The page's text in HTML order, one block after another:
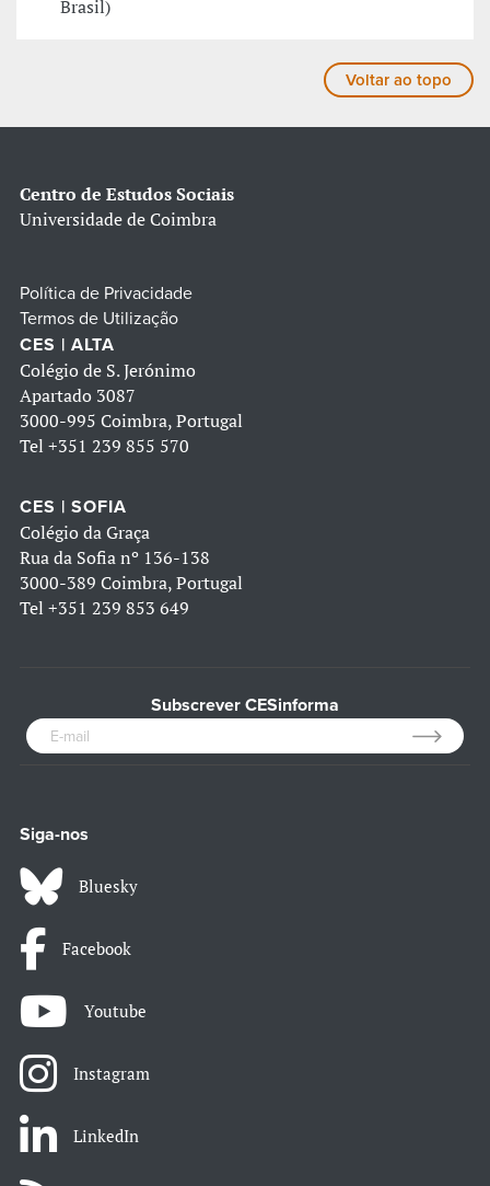
Brasil)
Voltar ao topo
Centro de Estudos Sociais
Universidade de Coimbra
Política de Privacidade
Termos de Utilização
CES | ALTA
Colégio de S. Jerónimo
Apartado 3087
3000-995 Coimbra, Portugal
Tel +351 239 855 570
CES | SOFIA
Colégio da Graça
Rua da Sofia nº 136-138
3000-389 Coimbra, Portugal
Tel +351 239 853 649
Subscrever CESinforma
Siga-nos
Bluesky
Facebook
Youtube
Instagram
LinkedIn